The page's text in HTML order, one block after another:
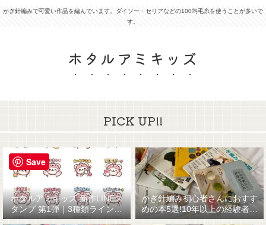
かぎ針編みで可愛い作品を編んでいます。ダイソー・セリアなどの100均毛糸を使うことが多いで
す。
ホタルアミキッズ
PICK UP!!
ホタルアミキッズ 新作LINEス
タンプ 第1弾｜3種類ラインナ
ップ☆
かぎ針編み初心者さんにおすす
めの本5選!10年以上の経験者が
厳選
Save